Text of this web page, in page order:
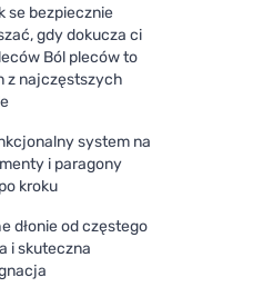
se bezpiecznie
gdy dokucza ci
Ból pleców to
z najczęstszych
system na
i paragony
kroku
dłonie od częstego
i skuteczna